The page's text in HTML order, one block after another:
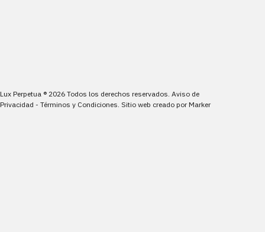
Lux Perpetua ® 2026 Todos los derechos reservados. Aviso de
Privacidad - Términos y Condiciones. Sitio web creado porMarker